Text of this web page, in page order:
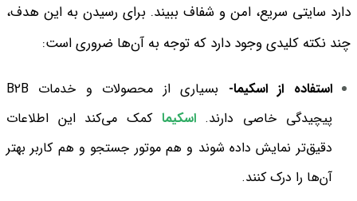
دارد سایتی سریع، امن و شفاف ببیند. برای رسیدن به این هدف،
چند نکته کلیدی وجود دارد که توجه به آن‌ها ضروری است:
استفاده از اسکیما-
بسیاری از محصولات و خدمات B2B
پیچیدگی خاصی دارند.اسکیما کمک می‌کند این اطلاعات
دقیق‌تر نمایش داده شوند و هم موتور جستجو و هم کاربر بهتر
آن‌ها را درک کنند.